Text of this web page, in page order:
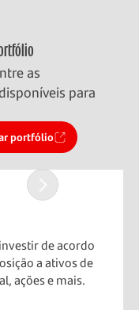
as
para
portfólio
de acordo
a ativos de
ações e mais.